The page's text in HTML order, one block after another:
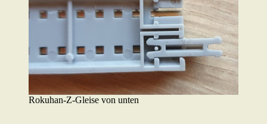
Rokuhan-Z-Gleise von unten